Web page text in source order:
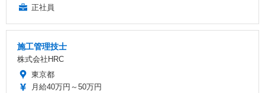
正社員
施工管理技士
株式会社HRC
東京都
月給40万円～50万円